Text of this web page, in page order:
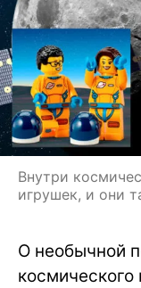
Внутри
игрушек, и они
О необычной
космического